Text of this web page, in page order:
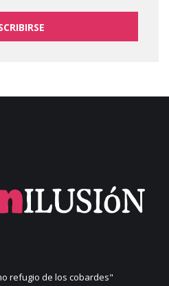
refugio de los cobardes"